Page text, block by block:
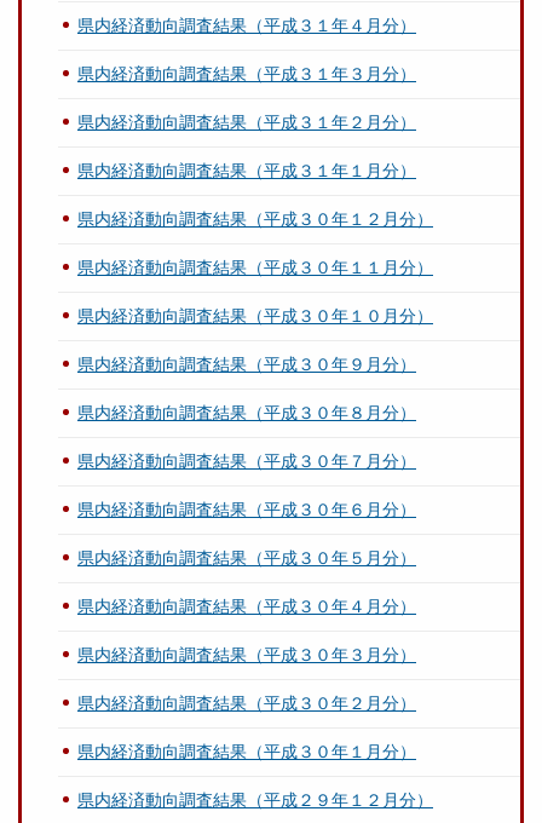
県内経済動向調査結果（平成３１年４月分）
県内経済動向調査結果（平成３１年３月分）
県内経済動向調査結果（平成３１年２月分）
県内経済動向調査結果（平成３１年１月分）
県内経済動向調査結果（平成３０年１２月分）
県内経済動向調査結果（平成３０年１１月分）
県内経済動向調査結果（平成３０年１０月分）
県内経済動向調査結果（平成３０年９月分）
県内経済動向調査結果（平成３０年８月分）
県内経済動向調査結果（平成３０年７月分）
県内経済動向調査結果（平成３０年６月分）
県内経済動向調査結果（平成３０年５月分）
県内経済動向調査結果（平成３０年４月分）
県内経済動向調査結果（平成３０年３月分）
県内経済動向調査結果（平成３０年２月分）
県内経済動向調査結果（平成３０年１月分）
県内経済動向調査結果（平成２９年１２月分）